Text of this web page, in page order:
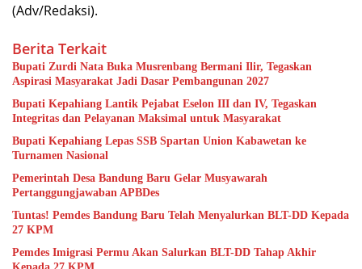
(Adv/Redaksi).
Berita Terkait
Bupati Zurdi Nata Buka Musrenbang Bermani Ilir, Tegaskan
Aspirasi Masyarakat Jadi Dasar Pembangunan 2027
Bupati Kepahiang Lantik Pejabat Eselon III dan IV, Tegaskan
Integritas dan Pelayanan Maksimal untuk Masyarakat
Bupati Kepahiang Lepas SSB Spartan Union Kabawetan ke
Turnamen Nasional
Pemerintah Desa Bandung Baru Gelar Musyawarah
Pertanggungjawaban APBDes
Tuntas! Pemdes Bandung Baru Telah Menyalurkan BLT-DD Kepada
27 KPM
Pemdes Imigrasi Permu Akan Salurkan BLT-DD Tahap Akhir